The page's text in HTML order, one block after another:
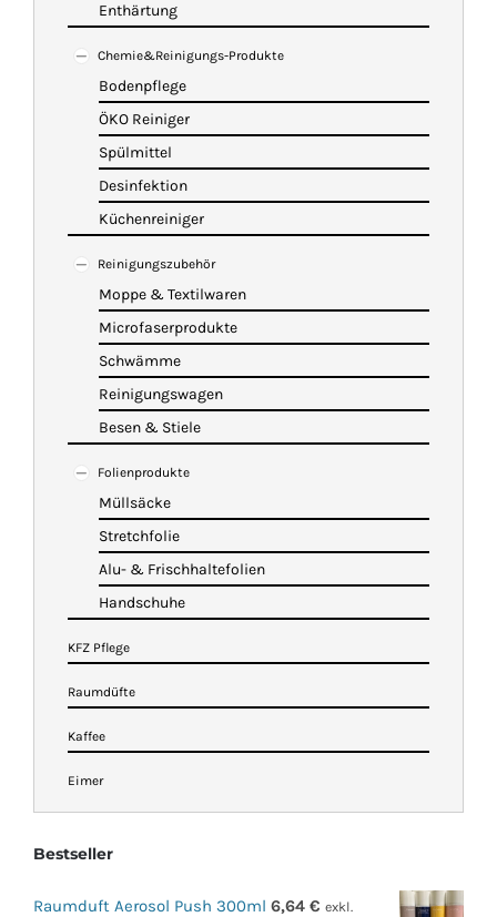
Enthärtung
Chemie&Reinigungs-Produkte
Bodenpflege
ÖKO Reiniger
Spülmittel
Desinfektion
Küchenreiniger
Reinigungszubehör
Moppe & Textilwaren
Microfaserprodukte
Schwämme
Reinigungswagen
Besen & Stiele
Folienprodukte
Müllsäcke
Stretchfolie
Alu- & Frischhaltefolien
Handschuhe
KFZ Pflege
Raumdüfte
Kaffee
Eimer
Bestseller
Raumduft Aerosol Push 300ml 6,64 € exkl.